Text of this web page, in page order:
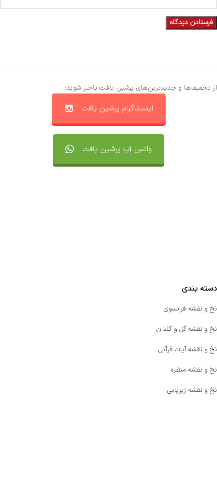
از تخفیف‌ها و جدیدترین‌های پرشین بافت باخبر شوید:
اینستاگرام پرشین بافت
واتس آپ پرشین بافت
دسته بندی
نخ و نقشه فرانسوی
نخ و نقشه گل و گلدان
نخ و نقشه آیات قرآنی
نخ و نقشه منظره
نخ و نقشه زیرپایی